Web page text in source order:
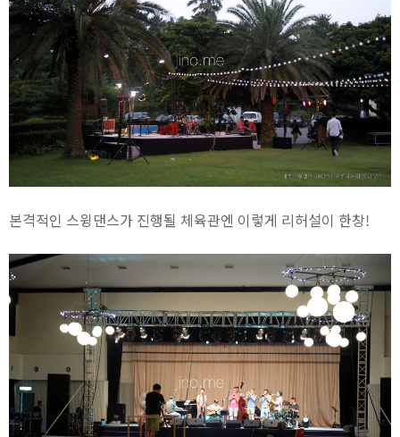
본격적인 스윙댄스가 진행될 체육관엔 이렇게 리허설이 한창!